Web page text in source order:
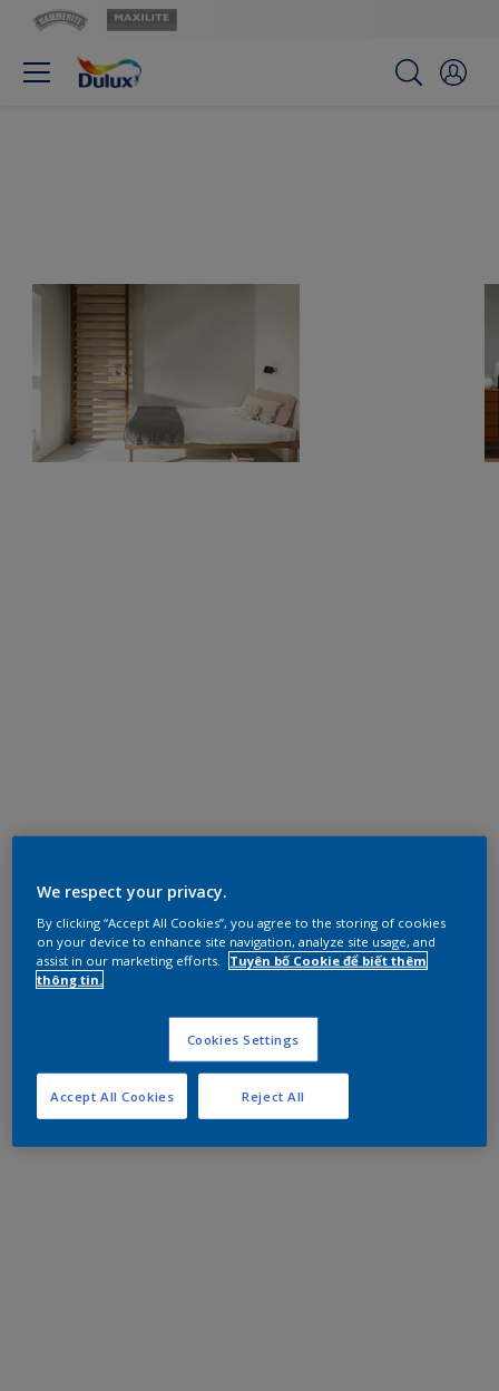
We respect your privacy.
By clicking “Accept All Cookies”, you agree to the storing of cookies
on your device to enhance site navigation, analyze site usage, and
assist in our marketing efforts.
Tuyên bố Cookie để biết thêm
thông tin.
Cookies Settings
Reject All
Accept All Cookies